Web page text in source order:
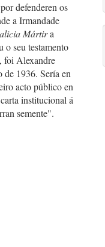
defenderen os
a Irmandade
Mártira
o seu testamento
foi Alexandre
1936. Sería en
acto público en
institucional á
semente".